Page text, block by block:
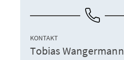
KONTAKT
Tobias Wangermann